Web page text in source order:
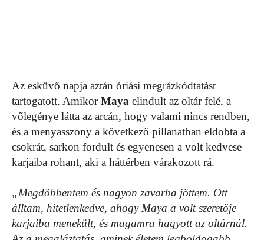
Az esküvő napja aztán óriási megrázkódtatást
tartogatott. AmikorMaya elindult az oltár felé, a
vőlegénye látta az arcán, hogy valami nincs rendben,
és a menyasszony a következő pillanatban eldobta a
csokrát, sarkon fordult és egyenesen a volt kedvese
karjaiba rohant, aki a háttérben várakozott rá.
„Megdöbbentem és nagyon zavarba jöttem. Ott
álltam, hitetlenkedve, ahogy Maya a volt szeretője
karjaiba menekült, és magamra hagyott az oltárnál.